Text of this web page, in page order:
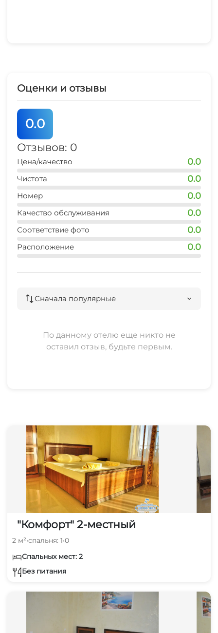
Оценки и отзывы
0.0
Отзывов: 0
Цена/качество 0.0
Чистота 0.0
Номер 0.0
Качество обслуживания 0.0
Соответствие фото 0.0
Расположение 0.0
Сначала популярные
По данному отелю еще никто не
оставил отзыв, будьте первым.
"Комфорт" 2-местный
2 м²•спальня: 1•0
Спальных мест: 2
Без питания